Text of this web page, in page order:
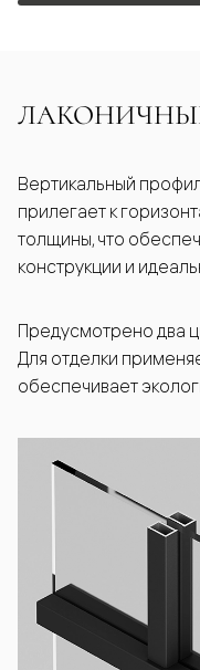
Вертикальный
прилегает к
толщины, что
конструкции и
Предусмотрено два
Для отделки
обеспечивает